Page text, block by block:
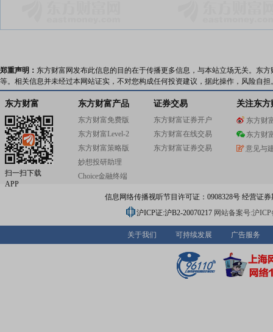
郑重声明： 东方财富网发布此信息的目的在于传播更多信息，与本站立场无关。东
等。相关信息并未经过本网站证实，不对您构成任何投资建议，据此操作，风险自担